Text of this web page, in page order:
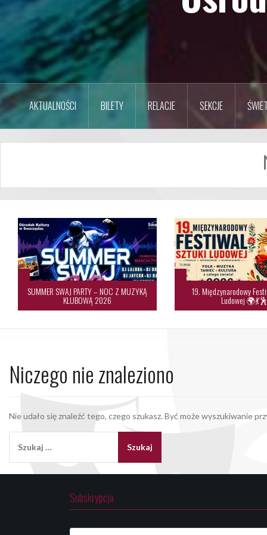
AKTUALNOŚCI BILETY RELACJE SEKCJE
SUMMER SWAJ PARTY – NOC Z MUZYKĄ
KLUBOWĄ 2026
19. Międzynarodowy
Ludowej 🌍💃🕺
Niczego nie znaleziono
Nie udało się znaleźć tego, czego szukasz. Być może wyszukiwanie
Subskrypcja